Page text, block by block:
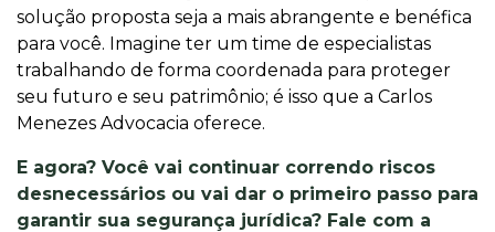
solução proposta seja a mais abrangente e benéfica
para você. Imagine ter um time de especialistas
trabalhando de forma coordenada para proteger
seu futuro e seu patrimônio; é isso que a Carlos
Menezes Advocacia oferece.
E agora? Você vai continuar correndo riscos
desnecessários ou vai dar o primeiro passo para
garantir sua segurança jurídica? Fale com a